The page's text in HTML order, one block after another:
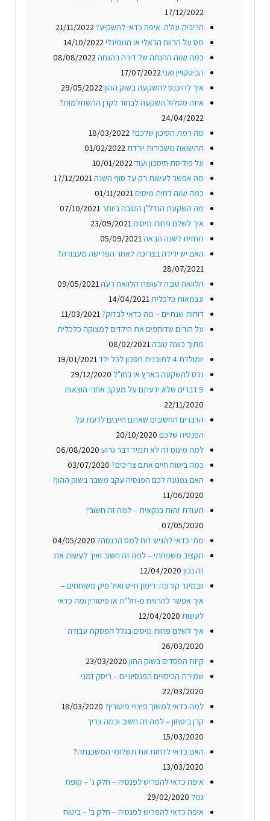
17/12/2022
הריבית עולה. איפה כדאי להשקיע?21/11/2022
מס על הרווח הראלי או הנומינלי14/10/2022
כמה שווה ההנחה של דירה בהנחה08/08/2022
הביטקויין ואני17/07/2022
איך להיכנס להשקעה בשוק ההון29/05/2022
איזה מסלול השקעה לבחור לקרן ההשתלמות?
24/04/2022
מה רמת הסיכון שלכם?18/03/2022
התשואה משכירות יורדת01/02/2022
על פוליסת חיסכון ועוד10/01/2022
מה אפשר לעשות רק עד סוף השנה17/12/2021
כמה שווה דחית מיסים01/11/2021
מה השקעת הנדל"ן הטובה ביותר07/10/2021
איך לשלם פחות מיסים23/09/2021
תחזית לשנה הבאה05/09/2021
האם יש ירידה בצריכה לאחר הפרישה מעבודה?
28/07/2021
הלוואה טובה לעומת הלוואה רעה09/05/2021
עצמאות כלכלית14/04/2021
דוחות שנתיים – מה כדאי לבדוק?11/03/2021
על הורים שדוחפים את הילדים למצוקה כלכלית
מתוך כוונה טובה08/02/2021
יומולדת 4 לתוכנית חסכון לכל ילד
19/01/2021
נכס להשקעה בארץ או בחו"ל 29/12/2020
9 דברים שלא ידעתם על מעקב אחרי הוצאות
22/11/2020
הדברים החשובים שאתם חייבים לדעת על
הפנסיה שלכם 20/10/2020
למה מינוס זה לא תמיד דבר גרוע 06/08/2020
כמה ביטוח חיים אתם צריכים? 03/07/2020
האם נפגעה לכם הפנסיה עקב משבר בשוק ההון?
11/06/2020
תעודת זהות בנקאית – למה זה חשוב?
07/05/2020
מתי כדאי להגיש דוח למס הכנסה? 04/05/2020
תקציב משפחתי – למה זה חשוב ואיך לעשות את
זה נכון 12/04/2020
וובמינר קורונה: רימון חייט ואיל פיק משוחחים –
איך אפשר להרוויח מ-חל"ת או פיטורין ומה כדאי
לעשות 12/04/2020
איך לשלם פחות מיסים בגלל הפסקת עבודה
26/03/2020
קיזוז הפסדים בשוק ההון 23/03/2020
שמירת הכיסויים הפנסיוניים – ריסק זמני
22/03/2020
למה כדאי למשוך פיצויי פיטורין? 18/03/2020
קרן ביטחון – למה זה חשוב וכמה צריך
15/03/2020
האם כדאי לדחות את תשלומי המשכנתה?
13/03/2020
איפה כדאי להפריש לפנסיה – חלק ג' – קופת
גמל 29/02/2020
איפה כדאי להפריש לפנסיה – חלק ב' – ביטוח